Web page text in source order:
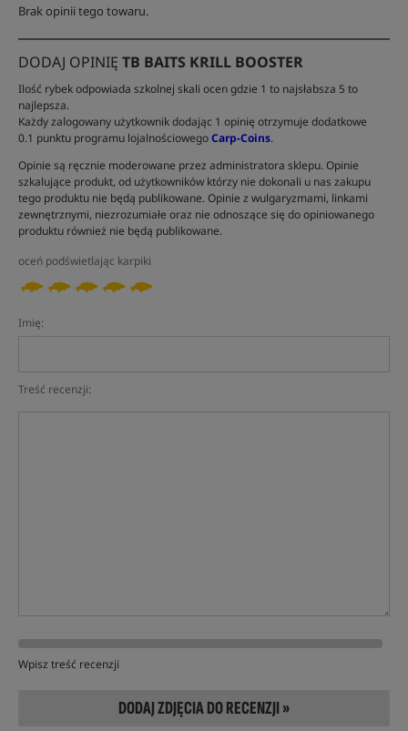
Brak opinii tego towaru.
DODAJ OPINIĘ TB BAITS KRILL BOOSTER
Ilość rybek odpowiada szkolnej skali ocen gdzie 1 to najsłabsza 5 to
najlepsza.
Każdy zalogowany użytkownik dodając 1 opinię otrzymuje dodatkowe
0.1 punktu programu lojalnościowegoCarp-Coins.
Opinie są ręcznie moderowane przez administratora sklepu. Opinie
szkalujące produkt, od użytkowników którzy nie dokonali u nas zakupu
tego produktu nie będą publikowane. Opinie z wulgaryzmami, linkami
zewnętrznymi, niezrozumiałe oraz nie odnoszące się do opiniowanego
produktu również nie będą publikowane.
oceń podświetlając karpiki
Imię:
Treść recenzji:
Wpisz treść recenzji
DODAJ ZDJĘCIA DO RECENZJI »